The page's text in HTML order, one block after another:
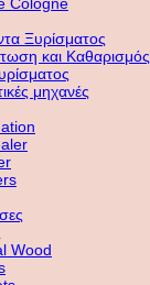
Ξυρίσματος
και Καθαρισμός
μηχανές
Wood